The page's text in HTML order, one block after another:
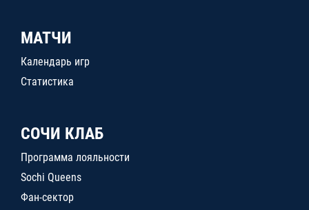
МАТЧИ
Календарь игр
Статистика
СОЧИ КЛАБ
Программа лояльности
Sochi Queens
Фан-сектор